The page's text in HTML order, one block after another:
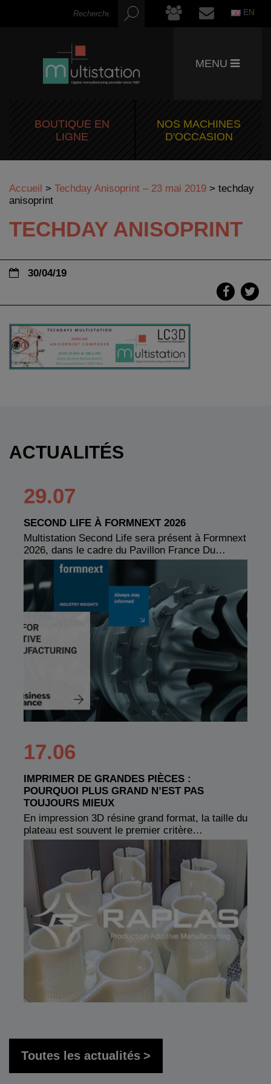
EN
MENU
BOUTIQUE EN
LIGNE
NOS MACHINES
D'OCCASION
Accueil > Techday Anisoprint – 23 mai 2019 > techday
anisoprint
TECHDAY ANISOPRINT
30/04/19
ACTUALITÉS
29.07
SECOND LIFE À FORMNEXT 2026
Multistation Second Life sera présent à Formnext
2026, dans le cadre du Pavillon France Du…
17.06
IMPRIMER DE GRANDES PIÈCES :
POURQUOI PLUS GRAND N’EST PAS
TOUJOURS MIEUX
En impression 3D résine grand format, la taille du
plateau est souvent le premier critère…
Toutes les actualités